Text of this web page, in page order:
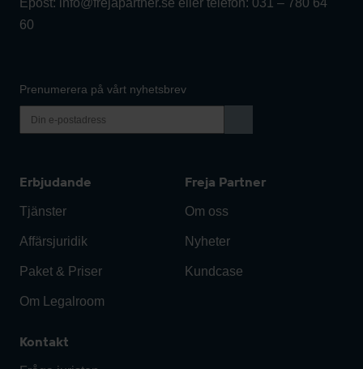
Epost: info@frejapartner.se eller telefon: 031 – 780 64
60
Prenumerera på vårt nyhetsbrev
Erbjudande
Tjänster
Affärsjuridik
Paket & Priser
Om Legalroom
Freja Partner
Om oss
Nyheter
Kundcase
Kontakt